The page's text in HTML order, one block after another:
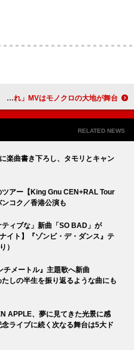
Creepy Nuts、TVアニメ『よふかしのうた Season2』EDテーマ「眠れ」MVはモノクロの大地が舞台
RELATED NEWS
楽曲書き下ろし、タモリとキャン
アー【King Gnu CEN+RAL Tour
コク／香港公演も
ィブな」新曲「SO BAD」が
イト】『ゾンビ・デ・ダンス』テ
）
メートル』主題歌へ新曲
しの半生を振り返るような曲にも
APPLE、夢に見てきた光景に感
ライブに続く次なる舞台は5大ド